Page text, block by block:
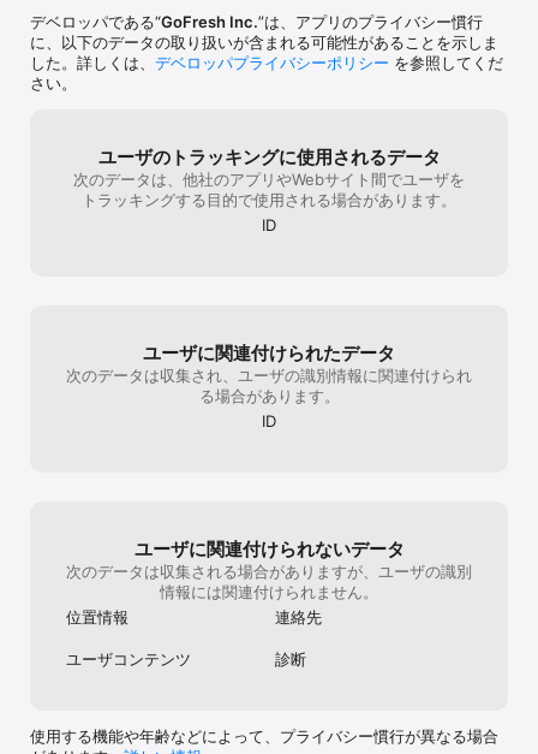
た、話が深まってきたタイミングでお互いのプロフィールを公開！
共感から新たな出会いが生まれます。
・業界初！写真の「バニッシュモード」設定で、もっと安心・安全
に出会える
らお相手は二度と見ることができないので、プライバシーを守りな
がら自分をアピールできます。
【マッチングアプリCoCome（ココミー）の使い方】
1. 超カンタン！無料でプロフィール登録
＼登録から初回マッチングまで平均約20分！／※2
登録とカードのスワイプは無料です。メッセージのやりとりには年
【マッチングアプリCoCome（ココミー）の安心・安全対策の取り
組み】
・充実したプライバシー保護機能を搭載
・24時間365日の監視・サポート体制
・不正ユーザーは即時凍結対応
・公的証明書による年齢確認が必須
【マッチングアプリCoCome（ココミー）はこんな方にオススメ】
・趣味や価値観、休日の過ごし方などが合う人と出会いたい
デベロッパである“GoFresh Inc.”は、アプリのプライバシー慣行
に、以下のデータの取り扱いが含まれる可能性があることを示しま
した。詳しくは、 デベロッパプライバシーポリシー を参照してくだ
さい。
ユーザのトラッキングに使用されるデータ
次のデータは、他社のアプリやWebサイト間でユーザを
トラッキングする目的で使用される場合があります。
ID
ユーザに関連付けられたデータ
次のデータは収集され、ユーザの識別情報に関連付けられ
る場合があります。
ID
ユーザに関連付けられないデータ
次のデータは収集される場合がありますが、ユーザの識別
情報には関連付けられません。
位置情報
連絡先
ユーザコンテンツ 診断
使用する機能や年齢などによって、プライバシー慣行が異なる場合